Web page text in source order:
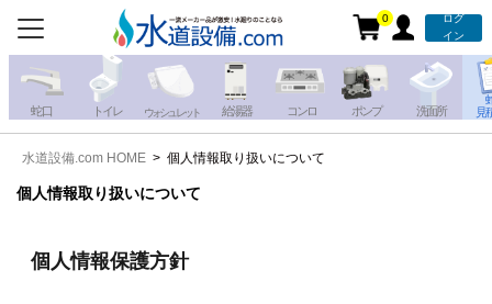
0
ログ
イン
蛇 口 トイレ ウォシュレット 給湯器 コンロ ポンプ 洗面所
見
お電話での注文・お見積も
承っております!!
写真を送る
写真を送る
水道設備.com HOME 個人情報取り扱いについて
個人情報取り扱いについて
個人情報保護方針